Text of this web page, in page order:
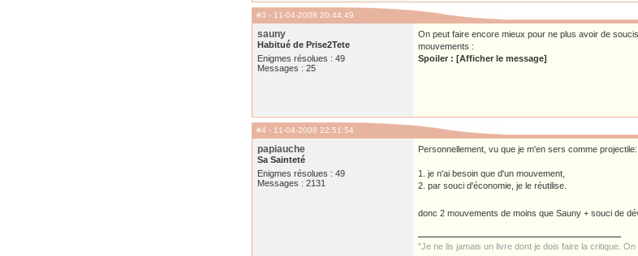
#3 - 11-04-2008 20:44:49
sauny
Habitué de Prise2Tete
Enigmes résolues : 49
Messages : 25
On peut faire encore mieux pour ne plus avoir de
mouvements :
Spoiler : [Afficher le message]
#4 - 11-04-2008 22:51:54
papiauche
Sa Sainteté
Enigmes résolues : 49
Messages : 2131
Personnellement, vu que je m'en sers comme projectile:
1. je n'ai besoin que d'un mouvement,
2. par souci d'économie, je le réutilise.
donc 2 mouvements de moins que Sauny + souci de
"Je ne lis jamais un livre dont je dois faire la critique.